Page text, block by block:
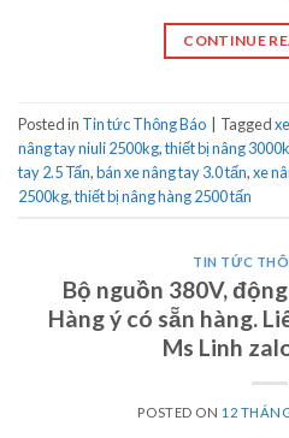
CONTINUE
Posted in Tin tức Thông Báo Tagged
nâng tay niuli 2500kg,thiết bị nâng
tay 2.5 Tấn,bán xe nâng tay 3.0 tấn,xe
2500kg,thiết bị nâng hàng 2500 tấn
TIN TỨC
Bộ nguồn 380V,
Hàng ý có sẵn hàng.
Ms Linh
POSTED ON 12